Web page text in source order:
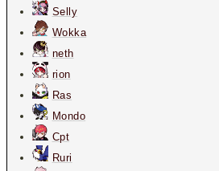
Selly
Wokka
neth
rion
Ras
Mondo
Cpt
Ruri